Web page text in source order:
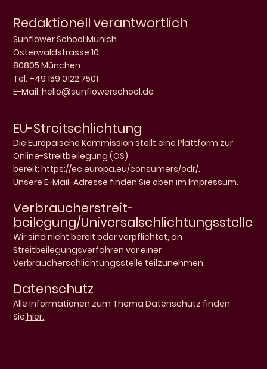
Redaktionell verantwortlich
Sunflower School Munich
Osterwaldstrasse 10
80805 München
Tel. +49 159 0122 7501
E-Mail:hello@sunflowerschool.de
EU-Streitschlichtung
Die Europäische Kommission stellt eine Plattform zur
Online-Streitbeilegung (OS)
bereit:https://ec.europa.eu/consumers/odr/.
Unsere E-Mail-Adresse finden Sie oben im Impressum.
Verbraucher­streit­
beilegung/Universal­schlichtungs­stelle
Wir sind nicht bereit oder verpflichtet, an
Streitbeilegungsverfahren vor einer
Verbraucherschlichtungsstelle teilzunehmen.
Datenschutz
Alle Informationen zum Thema Datenschutz finden
Sie hier.